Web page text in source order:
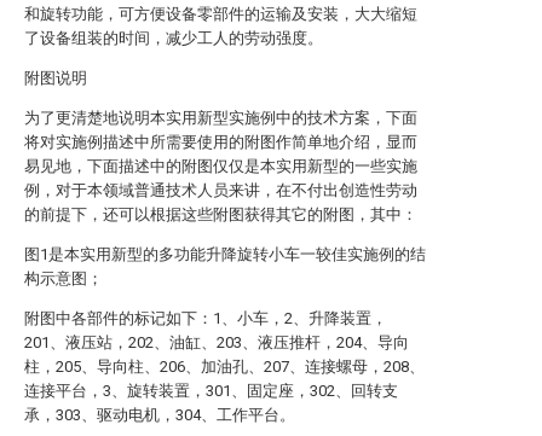
和旋转功能，可方便设备零部件的运输及安装，大大缩短
了设备组装的时间，减少工人的劳动强度。
附图说明
为了更清楚地说明本实用新型实施例中的技术方案，下面
将对实施例描述中所需要使用的附图作简单地介绍，显而
易见地，下面描述中的附图仅仅是本实用新型的一些实施
例，对于本领域普通技术人员来讲，在不付出创造性劳动
的前提下，还可以根据这些附图获得其它的附图，其中：
图1是本实用新型的多功能升降旋转小车一较佳实施例的结
构示意图；
附图中各部件的标记如下：1、小车，2、升降装置，
201、液压站，202、油缸、203、液压推杆，204、导向
柱，205、导向柱、206、加油孔、207、连接螺母，208、
连接平台，3、旋转装置，301、固定座，302、回转支
承，303、驱动电机，304、工作平台。